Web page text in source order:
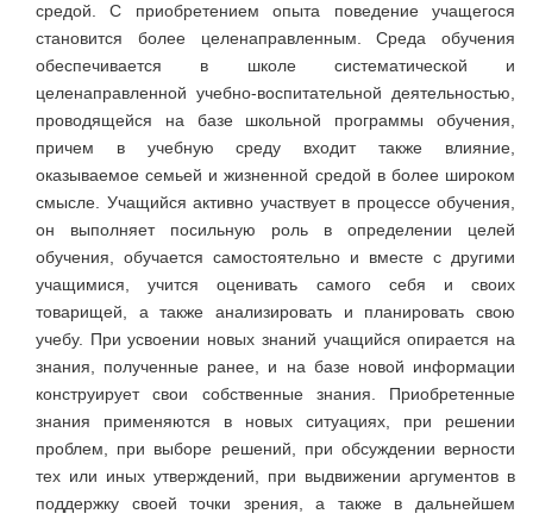
средой. С приобретением опыта поведение учащегося
становится более целенаправленным. Среда обучения
обеспечивается в школе систематической и
целенаправленной учебно-воспитательной деятельностью,
проводящейся на базе школьной программы обучения,
причем в учебную среду входит также влияние,
оказываемое семьей и жизненной средой в более широком
смысле. Учащийся активно участвует в процессе обучения,
он выполняет посильную роль в определении целей
обучения, обучается самостоятельно и вместе с другими
учащимися, учится оценивать самого себя и своих
товарищей, а также анализировать и планировать свою
учебу. При усвоении новых знаний учащийся опирается на
знания, полученные ранее, и на базе новой информации
конструирует свои собственные знания. Приобретенные
знания применяются в новых ситуациях, при решении
проблем, при выборе решений, при обсуждении верности
тех или иных утверждений, при выдвижении аргументов в
поддержку своей точки зрения, а также в дальнейшем